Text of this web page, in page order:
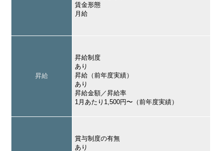
賃金形態
月給
昇給
昇給制度
あり
昇給（前年度実績）
あり
昇給金額／昇給率
1月あたり1,500円〜（前年度実績）
賞与制度の有無
あり